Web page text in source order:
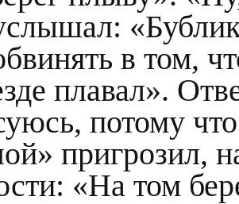
в том,
плавал».
потому
пригрозил,
«На том